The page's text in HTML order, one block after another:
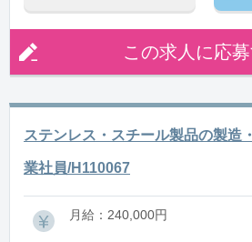
この求人に応
ステンレス・スチール製品の製造
業社員/H110067
月給：240,000円